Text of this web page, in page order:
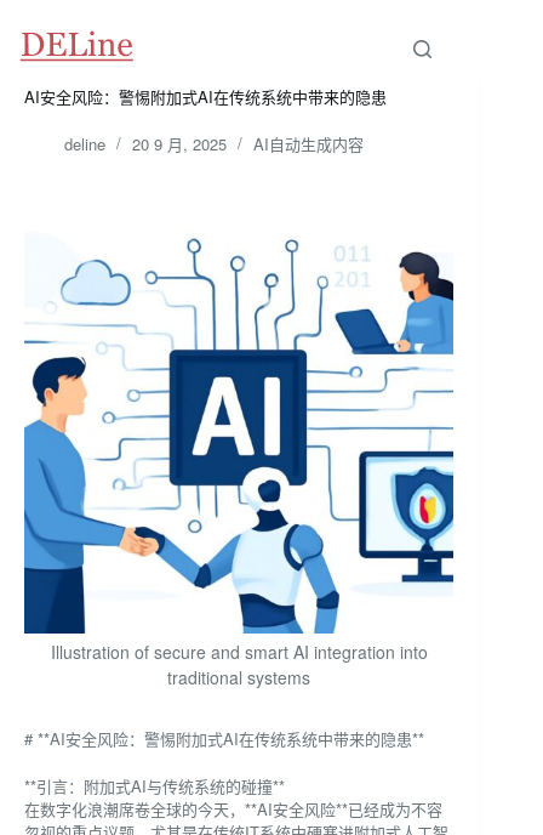
AI安全风险：警惕附加式AI在传统系统中带来的隐患
deline 20 9 月, 2025 AI自动生成内容
Illustration of secure and smart AI integration into
traditional systems
# **AI安全风险：警惕附加式AI在传统系统中带来的隐患**
**引言：附加式AI与传统系统的碰撞**
在数字化浪潮席卷全球的今天，**AI安全风险**已经成为不容